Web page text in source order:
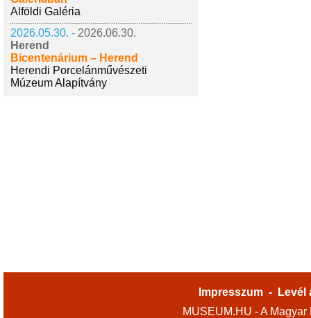
Alföldi Galéria
2026.05.30. - 2026.06.30.
Herend
Bicentenárium – Herend
Herendi Porcelánművészeti
Múzeum Alapítvány
Impresszum -
Levél
MUSEUM.HU - A